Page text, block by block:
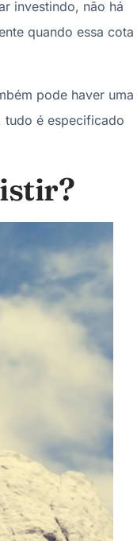
investindo, não há
quando essa cota
pode haver uma
tudo é especificado